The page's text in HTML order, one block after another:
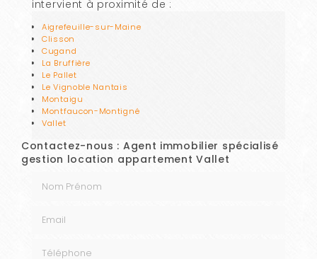
intervient à proximité de :
Aigrefeuille-sur-Maine
Clisson
Cugand
La Bruffière
Le Pallet
Le Vignoble Nantais
Montaigu
Montfaucon-Montigné
Vallet
Contactez-nous : Agent immobilier spécialisé
gestion location appartement Vallet